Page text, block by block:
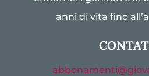
anni di vita fino